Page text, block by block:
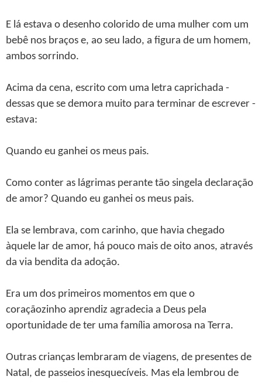
E lá estava o desenho colorido de uma mulher com um
bebê nos braços e, ao seu lado, a figura de um homem,
ambos sorrindo.
Acima da cena, escrito com uma letra caprichada -
dessas que se demora muito para terminar de escrever -
estava:
Quando eu ganhei os meus pais.
Como conter as lágrimas perante tão singela declaração
de amor? Quando eu ganhei os meus pais.
Ela se lembrava, com carinho, que havia chegado
àquele lar de amor, há pouco mais de oito anos, através
da via bendita da adoção.
Era um dos primeiros momentos em que o
coraçãozinho aprendiz agradecia a Deus pela
oportunidade de ter uma família amorosa na Terra.
Outras crianças lembraram de viagens, de presentes de
Natal, de passeios inesquecíveis. Mas ela lembrou de